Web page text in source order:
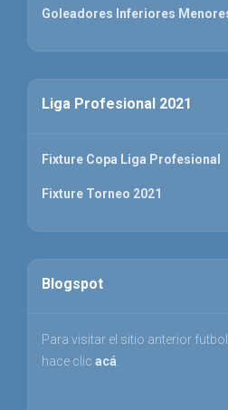
Goleadores Inferiores
Liga Profesional 2021
Fixture Copa Liga Profesional
Fixture Torneo 2021
Blogspot
Para visitar el sitio anterior
hace clic acá